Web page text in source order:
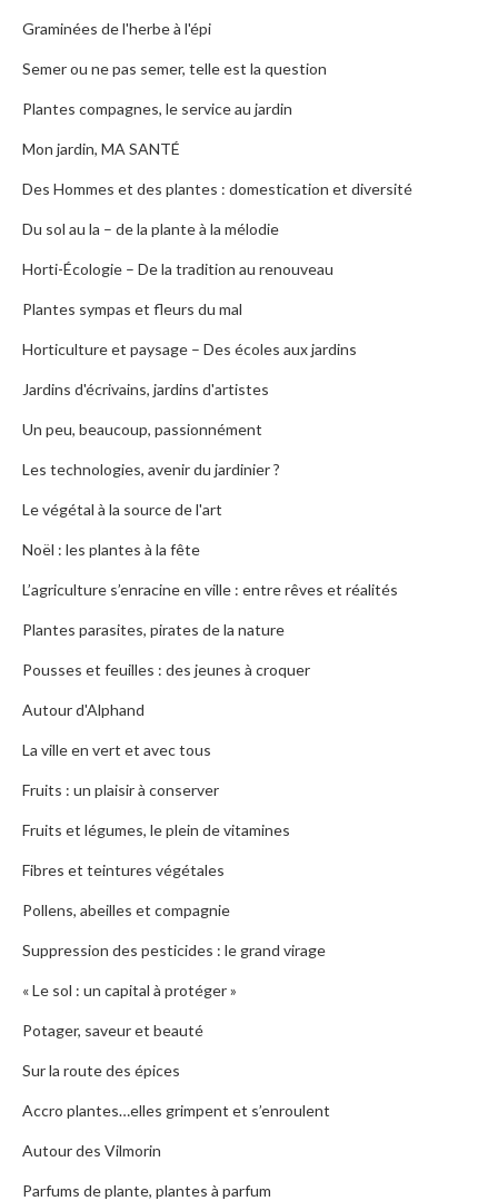
Graminées de l'herbe à l'épi
Semer ou ne pas semer, telle est la question
Plantes compagnes, le service au jardin
Mon jardin, MA SANTÉ
Des Hommes et des plantes : domestication et diversité
Du sol au la – de la plante à la mélodie
Horti-Écologie – De la tradition au renouveau
Plantes sympas et fleurs du mal
Horticulture et paysage – Des écoles aux jardins
Jardins d'écrivains, jardins d'artistes
Un peu, beaucoup, passionnément
Les technologies, avenir du jardinier ?
Le végétal à la source de l'art
Noël : les plantes à la fête
L’agriculture s’enracine en ville : entre rêves et réalités
Plantes parasites, pirates de la nature
Pousses et feuilles : des jeunes à croquer
Autour d'Alphand
La ville en vert et avec tous
Fruits : un plaisir à conserver
Fruits et légumes, le plein de vitamines
Fibres et teintures végétales
Pollens, abeilles et compagnie
Suppression des pesticides : le grand virage
« Le sol : un capital à protéger »
Potager, saveur et beauté
Sur la route des épices
Accro plantes…elles grimpent et s’enroulent
Autour des Vilmorin
Parfums de plante, plantes à parfum